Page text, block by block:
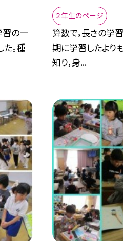
習の一
。種
２年生のページ
算数で，長さの学
期に学習したより
知り，身...